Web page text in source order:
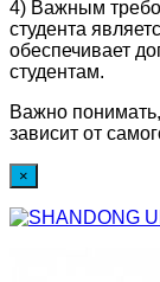
4) Важным
студента
обеспечивает
студентам.
Важно
зависит от
×